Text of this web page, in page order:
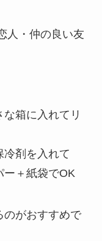
人・仲の良い友
な箱に入れてリ
冷剤を入れて
ー＋紙袋でOK
のがおすすめで